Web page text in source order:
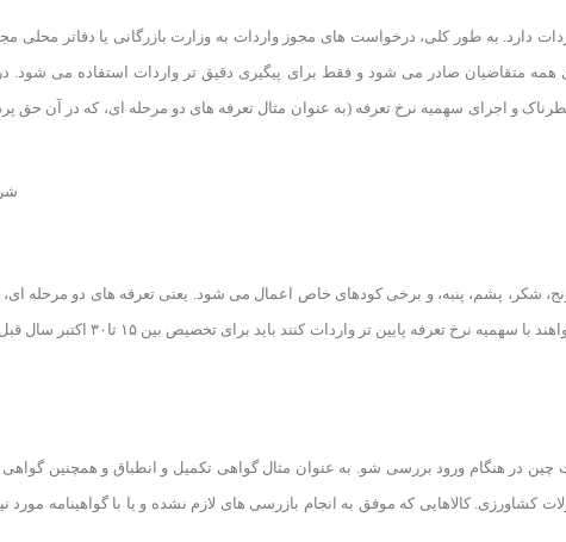
دارد. به طور کلی، درخواست های مجوز واردات به وزارت بازرگانی یا دفاتر محلی
همه متقاضیان صادر می شود و فقط برای پیگیری دقیق تر واردات استفاده می شود.
و اجرای سهمیه نرخ تعرفه (به عنوان مثال تعرفه های دو مرحله ای، که در آن
شکر، پشم، پنبه، و برخی کودهای خاص اعمال می شود. یعنی تعرفه های دو مرحله
در هنگام ورود بررسی شو. به عنوان مثال گواهی تکمیل و انطباق و همچنین گواهی
کشاورزی. کالاهایی که موفق به انجام بازرسی های لازم نشده و یا با گواهینامه مورد